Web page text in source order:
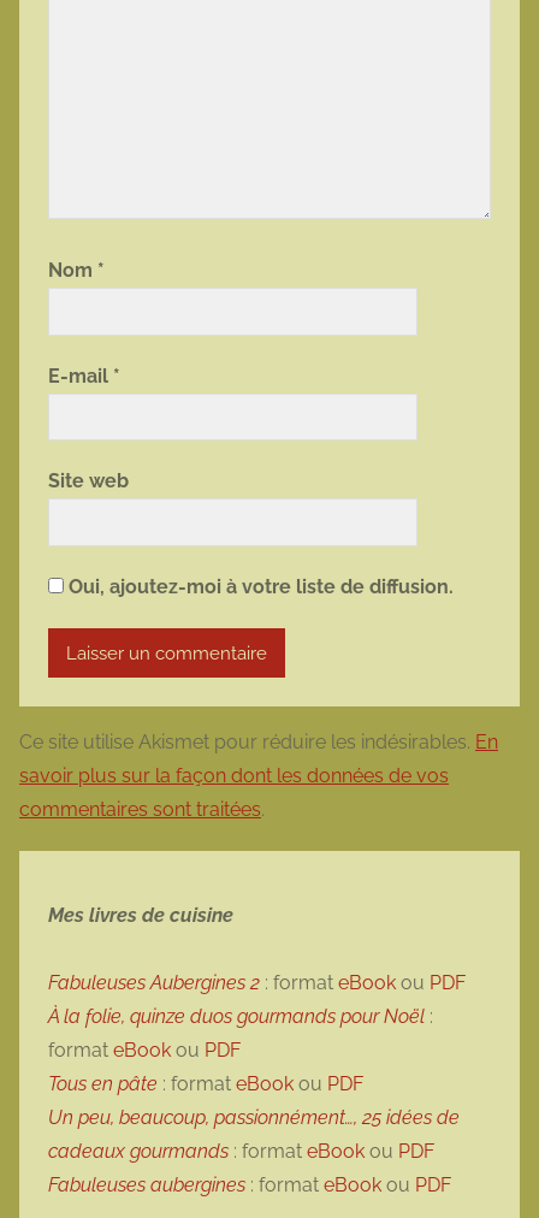
Nom *
E-mail *
Site web
Oui, ajoutez-moi à votre liste de diffusion.
Ce site utilise Akismet pour réduire les indésirables. En
savoir plus sur la façon dont les données de vos
commentaires sont traitées.
Mes livres de cuisine
Fabuleuses Aubergines 2 : format eBook ou PDF
À la folie, quinze duos gourmands pour Noël :
format eBook ou PDF
Tous en pâte : format eBook ou PDF
Un peu, beaucoup, passionnément…, 25 idées de
cadeaux gourmands : format eBook ou PDF
Fabuleuses aubergines : format eBook ou PDF